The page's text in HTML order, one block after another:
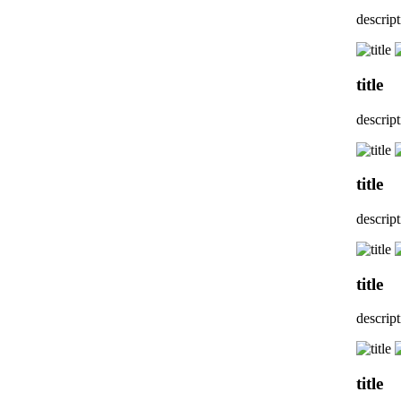
title
title
title
title